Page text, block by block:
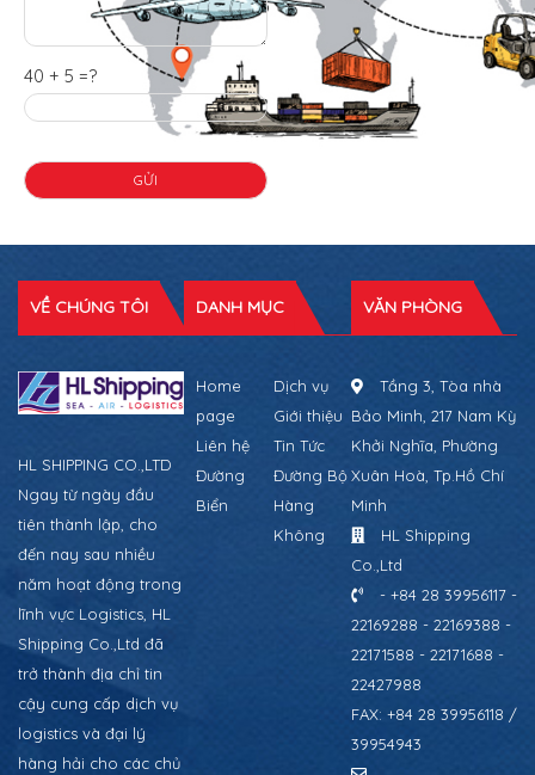
40 + 5 =?
VỀ CHÚNG TÔI
HL SHIPPING CO.,LTD
Ngay từ ngày đầu
tiên thành lập, cho
đến nay sau nhiều
năm hoạt động trong
lĩnh vực Logistics, HL
Shipping Co.,Ltd đã
trở thành địa chỉ tin
cậy cung cấp dịch vụ
logistics và đại lý
hàng hải cho các chủ
DANH MỤC
Home
page
Dịch vụ
Giới thiệu
Liên hệ
Tin Tức
Đường
Biển
Đường Bộ
Hàng
Không
VĂN PHÒNG
Tầng 3, Tòa nhà
Bảo Minh, 217 Nam Kỳ
Khởi Nghĩa, Phường
Xuân Hoà, Tp.Hồ Chí
Minh
HL Shipping
Co.,Ltd
- +84 28 39956117 -
22169288 - 22169388 -
22171588 - 22171688 -
22427988
FAX: +84 28 39956118 /
39954943